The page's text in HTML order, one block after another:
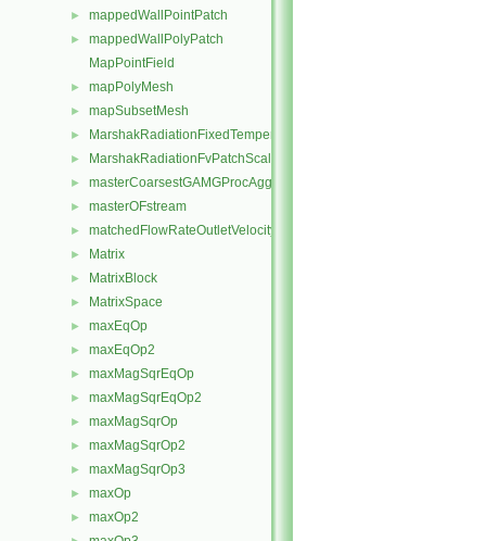
► mappedWallPointPatch
►
mappedWallPolyPatch
MapPointField
► mapPolyMesh
► mapSubsetMesh
► MarshakRadiationFixedTemperatureFvPatchScalarField
► MarshakRadiationFvPatchScalarField
► masterCoarsestGAMGProcAgglomeration
► masterOFstream
► matchedFlowRateOutletVelocityFvPatchVectorField
► Matrix
► MatrixBlock
► MatrixSpace
► maxEqOp
► maxEqOp2
► maxMagSqrEqOp
► maxMagSqrEqOp2
► maxMagSqrOp
► maxMagSqrOp2
► maxMagSqrOp3
► maxOp
► maxOp2